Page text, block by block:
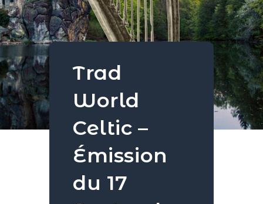
Trad
World
Celtic –
Émission
du 17